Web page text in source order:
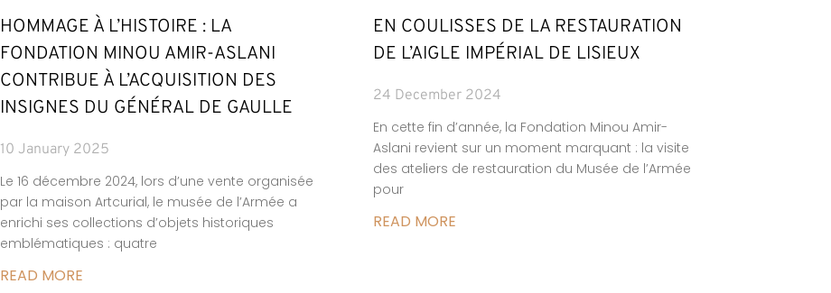
HOMMAGE À L’HISTOIRE : LA
FONDATION MINOU AMIR-ASLANI
CONTRIBUE À L’ACQUISITION DES
INSIGNES DU GÉNÉRAL DE GAULLE
10 January 2025
Le 16 décembre 2024, lors d’une vente organisée
par la maison Artcurial, le musée de l’Armée a
enrichi ses collections d’objets historiques
emblématiques : quatre
READ MORE
EN COULISSES DE LA RESTAURATION
DE L’AIGLE IMPÉRIAL DE LISIEUX
24 December 2024
En cette fin d’année, la Fondation Minou Amir-
Aslani revient sur un moment marquant : la visite
des ateliers de restauration du Musée de l’Armée
pour
READ MORE